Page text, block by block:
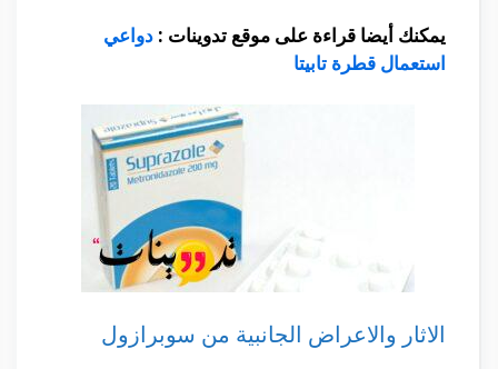
يمكنك أيضا قراءة على موقع تدوينات : دواعي
استعمال قطرة تابيتا
الاثار والاعراض الجانبية من سوبرازول